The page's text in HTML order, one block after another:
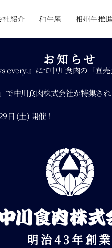
社紹介 和牛屋 相州牛推
お知らせ
every.』にて中川食肉の「直
で中川食肉株式会社が特集さ
日 (土) 開催！
明治43年創業